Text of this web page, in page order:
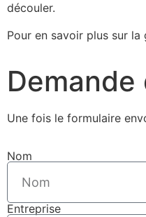
découler.
Pour en savoir plus sur
Demande
Une fois le formulaire
Nom
Entreprise